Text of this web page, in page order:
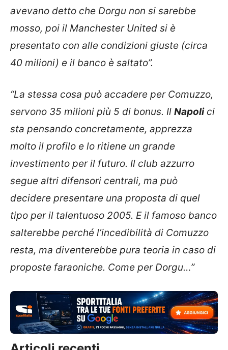
avevano detto che Dorgu non si sarebbe
mosso, poi il Manchester United si è
presentato con alle condizioni giuste (circa
40 milioni) e il banco è saltato”.
“La stessa cosa può accadere per Comuzzo,
servono 35 milioni più 5 di bonus. Il Napolici
sta pensando concretamente, apprezza
molto il profilo e lo ritiene un grande
investimento per il futuro. Il club azzurro
segue altri difensori centrali, ma può
decidere presentare una proposta di quel
tipo per il talentuoso 2005. E il famoso banco
salterebbe perché l’incedibilità di Comuzzo
resta, ma diventerebbe pura teoria in caso di
proposte faraoniche. Come per Dorgu…”